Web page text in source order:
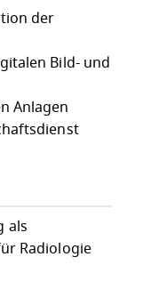
der
Bild- und
Anlagen
als
Radiologie